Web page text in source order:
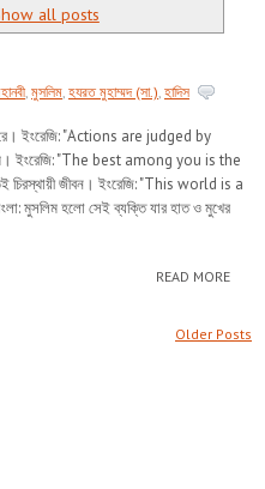
all posts
, মুসলিম হযরত মুহাম্মদ (সা.) হাদিস
করে। ইংরেজি: "Actions are judged by
ইংরেজি: "The best among you is the
জীবন। ইংরেজি: "This world is a
হলো সেই ব্যক্তি যার হাত ও মুখের
READ MORE
Older Posts